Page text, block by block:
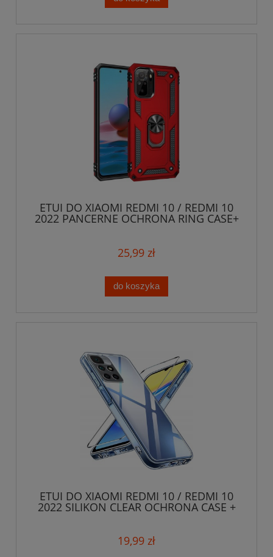
ETUI DO XIAOMI REDMI 10 / REDMI 10
2022 PANCERNE OCHRONA RING CASE+
25,99 zł
do koszyka
ETUI DO XIAOMI REDMI 10 / REDMI 10
2022 SILIKON CLEAR OCHRONA CASE +
19,99 zł